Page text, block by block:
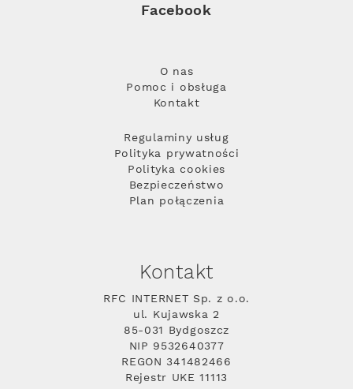
Facebook
O nas
Pomoc i obsługa
Kontakt
Regulaminy usług
Polityka prywatności
Polityka cookies
Bezpieczeństwo
Plan połączenia
Kontakt
RFC INTERNET Sp. z o.o.
ul. Kujawska 2
85-031 Bydgoszcz
NIP 9532640377
REGON 341482466
Rejestr UKE 11113